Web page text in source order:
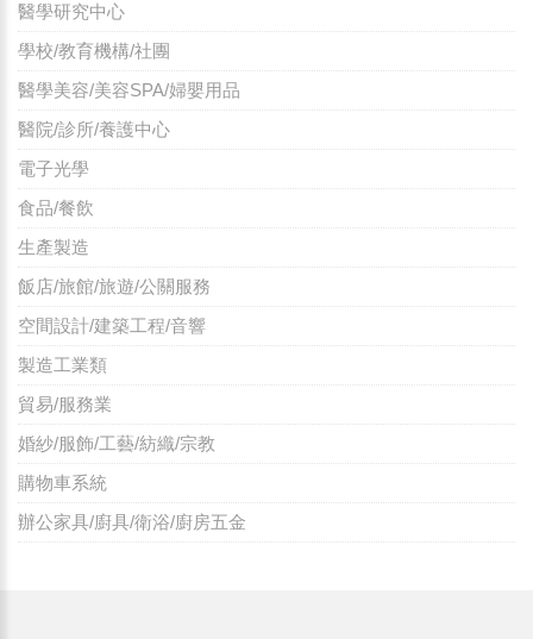
醫學研究中心
學校/教育機構/社團
醫學美容/美容SPA/婦嬰用品
醫院/診所/養護中心
電子光學
食品/餐飲
生產製造
飯店/旅館/旅遊/公關服務
空間設計/建築工程/音響
製造工業類
貿易/服務業
婚紗/服飾/工藝/紡織/宗教
購物車系統
辦公家具/廚具/衛浴/廚房五金